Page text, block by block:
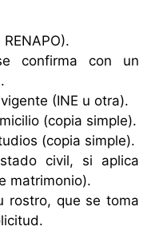
confirma con un
(INE u otra).
(copia simple).
(copia simple).
civil, si aplica
matrimonio).
rostro, que se toma